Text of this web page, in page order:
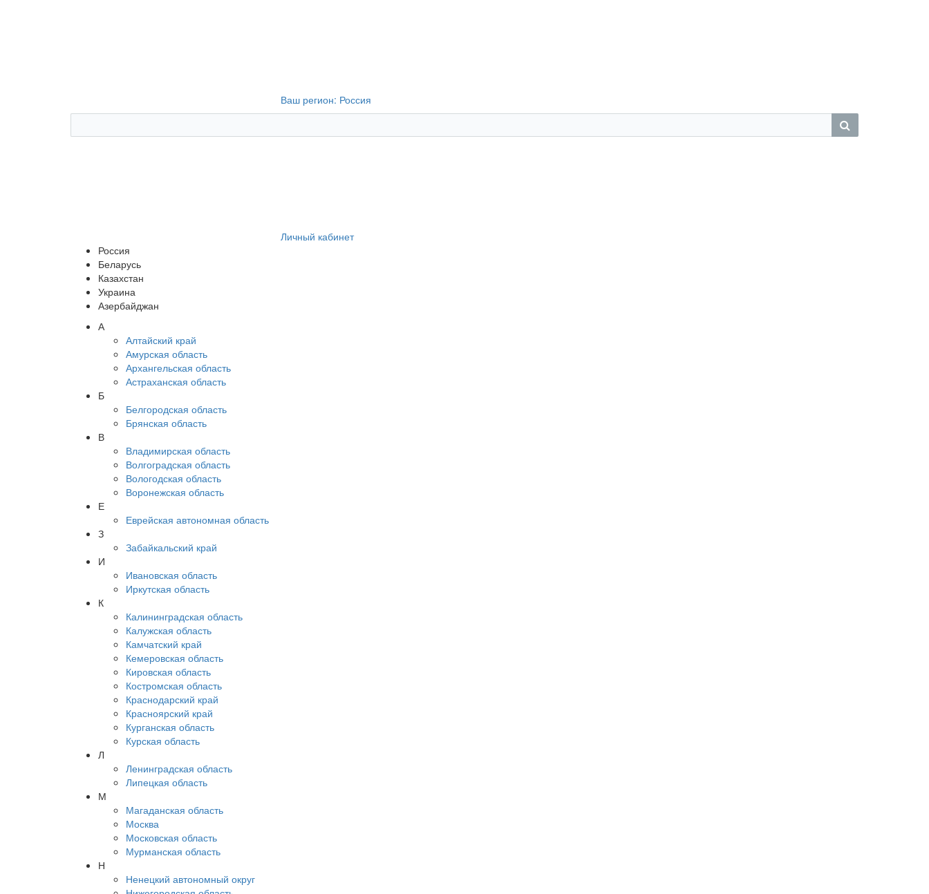
Ваш регион: Россия
Личный кабинет
Россия
Беларусь
Казахстан
Украина
Азербайджан
А
Алтайский край
Амурская область
Архангельская область
Астраханская область
Б
Белгородская область
Брянская область
В
Владимирская область
Волгоградская область
Вологодская область
Воронежская область
Е
Еврейская автономная область
З
Забайкальский край
И
Ивановская область
Иркутская область
К
Калининградская область
Калужская область
Камчатский край
Кемеровская область
Кировская область
Костромская область
Краснодарский край
Красноярский край
Курганская область
Курская область
Л
Ленинградская область
Липецкая область
М
Магаданская область
Москва
Московская область
Мурманская область
Н
Ненецкий автономный округ